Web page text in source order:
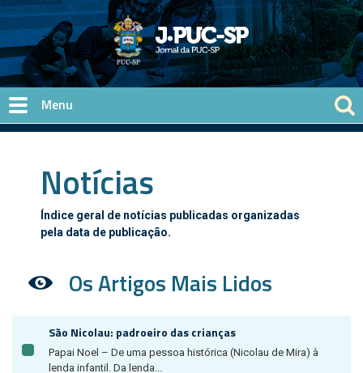
Pular para o conteúdo principal
Notícias
Índice geral de notícias publicadas organizadas
pela data de publicação.
Os Artigos Mais Lidos
São Nicolau: padroeiro das crianças
Papai Noel – De uma pessoa histórica (Nicolau de Mira) à
lenda infantil. Da lenda...